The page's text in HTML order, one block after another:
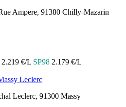
Ampere, 91380 Chilly-Mazarin
2.219 €/L SP98 2.179 €/L
Leclerc
Leclerc, 91300 Massy